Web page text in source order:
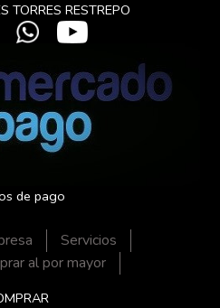
TORRES RESTREPO
de pago
Servicios
al por mayor